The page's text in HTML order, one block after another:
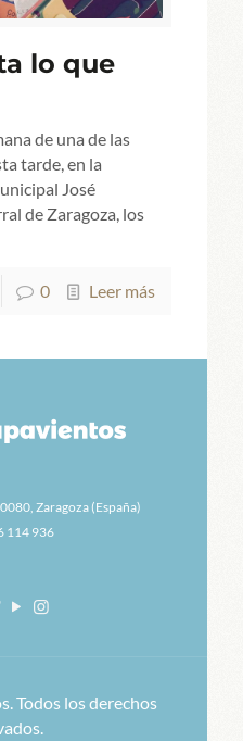
lo que
de una de las
tarde, en la
José
de Zaragoza, los
0 Leer más
Zaragoza (España)
114 936
Todos los derechos